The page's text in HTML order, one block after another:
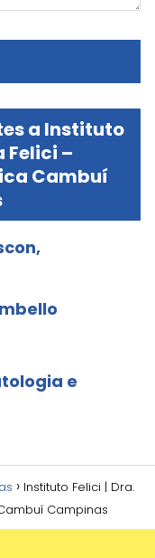
a Instituto
Felici –
Cambuí
e
Instituto Felici | Dra.
Campinas